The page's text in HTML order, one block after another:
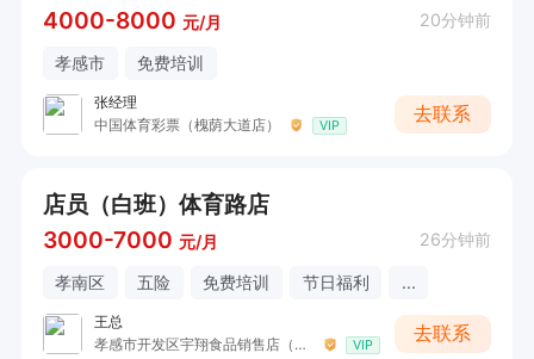
4000-8000 元/月 20分钟前
孝感市 免费培训
张经理
中国体育彩票（槐荫大道店）
VIP
去联系
店员（白班）体育路店
3000-7000 元/月 26分钟前
孝南区 五险 免费培训 节日福利 ...
王总
孝感市开发区宇翔食品销售店（润乃贝贝-卡倍多羊奶粉）
VIP
去联系